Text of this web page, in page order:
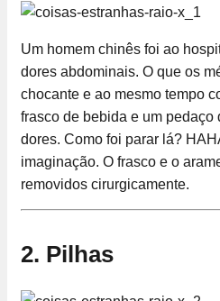
Um homem chinês foi ao
dores abdominais. O que os
chocante e ao mesmo tempo
frasco de bebida e um pedaço
dores. Como foi parar lá?
imaginação. O frasco e o
removidos cirurgicamente.
2. Pilhas